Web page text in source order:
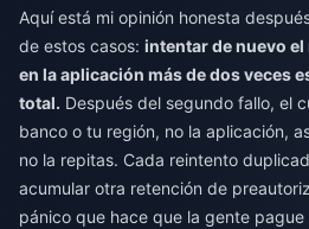
Aquí está mi opinión honesta
de estos casos: intentar de nuevo
en la aplicación más de dos veces
total. Después del segundo fallo, el
banco o tu región, no la aplicación,
no la repitas. Cada reintento
acumular otra retención de
pánico que hace que la gente pague